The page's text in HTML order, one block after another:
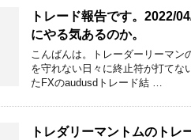
トレード報告です。2022/
にやる気あるのか。
こんばんは。トレーダーリーマン
を守れない日々に終止符が打てな
たFXのaudusdトレード結 …
トレダリーマントムのト